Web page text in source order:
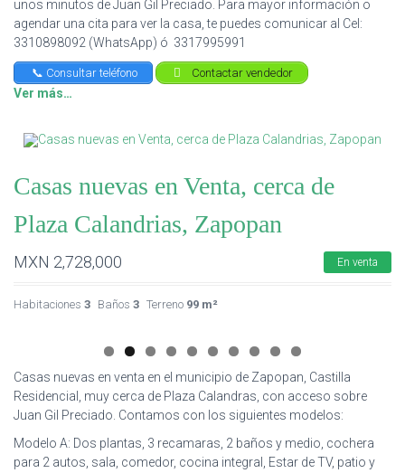
unos minutos de Juan Gil Preciado. Para mayor información o
agendar una cita para ver la casa, te puedes comunicar al Cel:
3310898092 (WhatsApp) ó 3317995991
📞 Consultar teléfono Contactar vendedor
Ver más…
Casas nuevas en Venta, cerca de
Plaza Calandrias, Zapopan
MXN 2,728,000 En venta
Habitaciones 3 Baños 3 Terreno 99 m²
Casas nuevas en venta en el municipio de Zapopan, Castilla
Residencial, muy cerca de Plaza Calandras, con acceso sobre
Juan Gil Preciado. Contamos con los siguientes modelos:
Modelo A: Dos plantas, 3 recamaras, 2 baños y medio, cochera
para 2 autos, sala, comedor, cocina integral, Estar de TV, patio y